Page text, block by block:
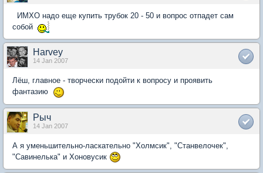
ИМХО надо еще купить трубок 20 - 50 и вопрос отпадет сам
собой
Harvey
14 Jan 2007
Лёш, главное - творчески подойти к вопросу и проявить
фантазию
Рыч
14 Jan 2007
А я уменьшительно-ласкательно "Холмсик", "Станвелочек",
"Савинелька" и Хоновусик